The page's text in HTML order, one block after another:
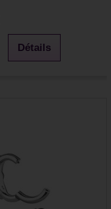
Détails